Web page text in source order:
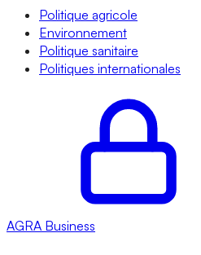
Politique agricole
Environnement
Politique sanitaire
Politiques internationales
AGRA Business